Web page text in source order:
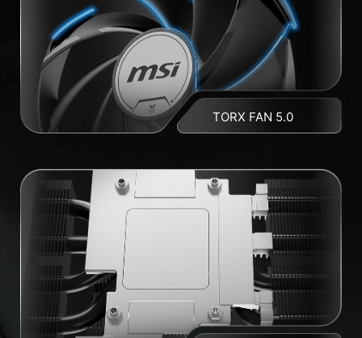
TORX FAN 5.0